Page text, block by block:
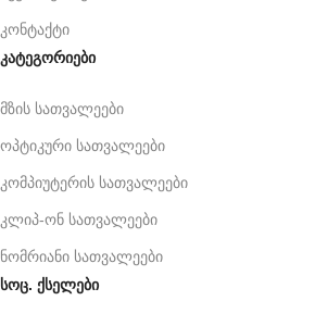
კონტაქტი
კატეგორიები
მზის სათვალეები
ოპტიკური სათვალეები
კომპიუტერის სათვალეები
კლიპ-ონ სათვალეები
ნომრიანი სათვალეები
სოც. ქსელები